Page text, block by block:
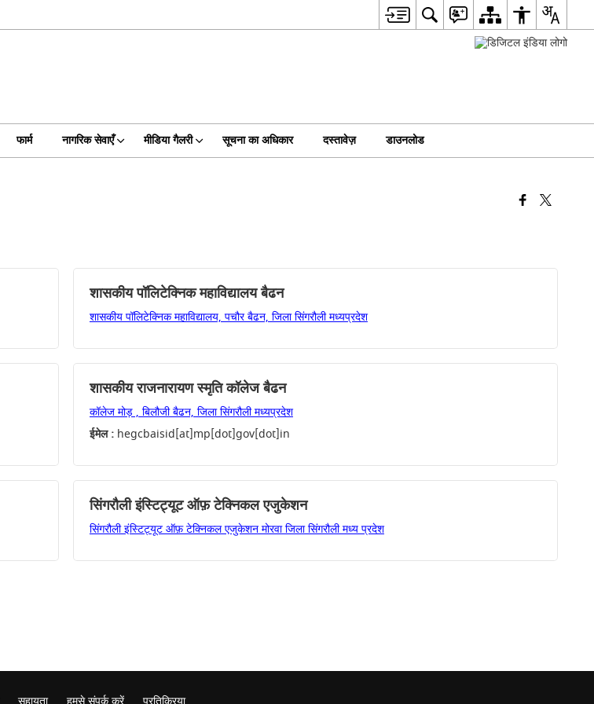
फार्म नागरिक सेवाएँ मीडिया गैलरी सूचना का अधिकार दस्तावेज़ डाउनलोड
शासकीय पॉलिटेक्निक महाविद्यालय बैढन
शासकीय पॉलिटेक्निक महाविद्यालय, पचौर बैढन, जिला सिंगरौली मध्यप्रदेश
शासकीय राजनारायण स्मृति कॉलेज बैढन
कॉलेज मोड़ , बिलौजी बैढन, जिला सिंगरौली मध्यप्रदेश
ईमेल :hegcbaisid[at]mp[dot]gov[dot]in
सिंगरौली इंस्टिट्यूट ऑफ़ टेक्निकल एजुकेशन
सिंगरौली इंस्टिट्यूट ऑफ़ टेक्निकल एजुकेशन मोरवा जिला सिंगरौली मध्य प्रदेश